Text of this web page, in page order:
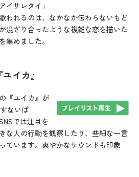
イサレタイ」
われるのは、なかなか伝わらないもど
混ざり合ったような複雑な恋を描いた
集めました。
イカ』
『ユイカ』が
ないぱ
では注目を
な人の行動を観察したり、些細な一言
ています。爽やかなサウンドも印象